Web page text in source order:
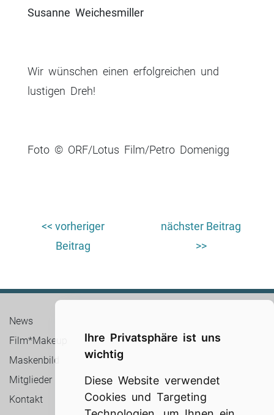
Ihre Privatsphäre ist uns
wichtig
Diese Website verwendet
Cookies und Targeting
Susanne Weichesmiller
Wir wünschen einen erfolgreichen und
lustigen Dreh!
Foto © ORF/Lotus Film/Petro Domenigg
Beitrags-
Navigation
<< vorheriger
Beitrag
nächster Beitrag
>>
News
Film*Makeup
Maskenbild
Mitglieder
Kontakt